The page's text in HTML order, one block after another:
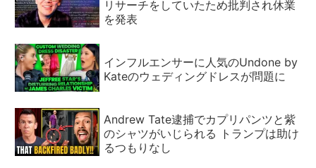
リサーチをしていたため批判され休業
を発表
インフルエンサーに人気のUndone by
Kateのウェディングドレスが問題に
Andrew Tate逮捕でカプリパンツと紫
のシャツがいじられる トランプは助け
るつもりなし